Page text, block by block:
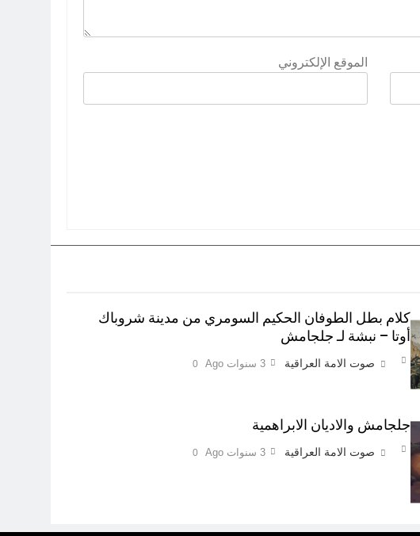
الموقع الإلكتروني
كلام بطل الطوفان الحكيم السومري من مدينة شروباك
أوتا – نبشة لـ جلجامش
صوت الامة العراقية 3 سنوات Ago 0
جلجامش والاديان الابراهمية
صوت الامة العراقية 3 سنوات Ago 0